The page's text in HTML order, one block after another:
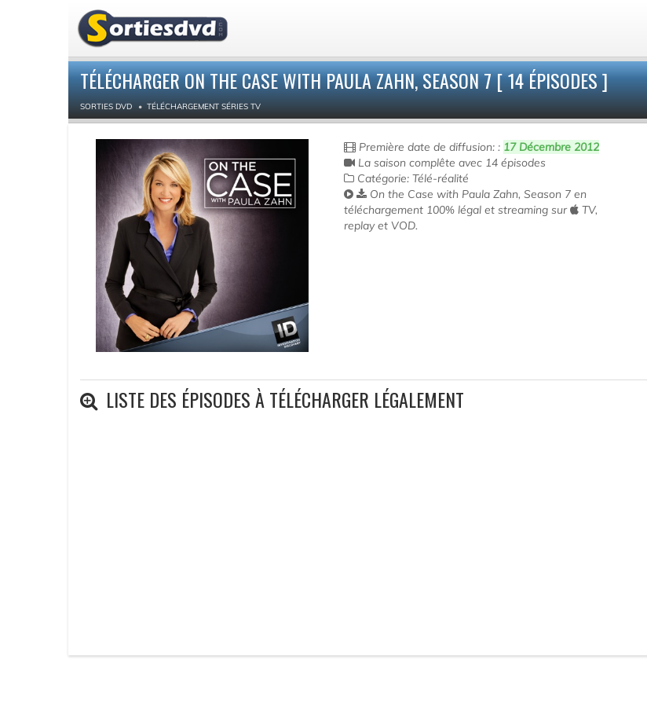
TÉLÉCHARGER ON THE CASE WITH PAULA ZAHN, SEASON 7 [ 14 ÉPISODES ]
SORTIES DVD TÉLÉCHARGEMENT SÉRIES TV
Première date de diffusion: : 17 Décembre 2012
La saison complête avec 14 épisodes
Catégorie: Télé-réalité
On the Case with Paula Zahn, Season 7 en
téléchargement 100% légal et streaming sur
TV,
replay et VOD.
LISTE DES ÉPISODES À TÉLÉCHARGER LÉGALEMENT